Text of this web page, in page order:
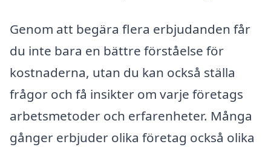
Genom att begära flera erbjudanden får
du inte bara en bättre förståelse för
kostnaderna, utan du kan också ställa
frågor och få insikter om varje företags
arbetsmetoder och erfarenheter. Många
gånger erbjuder olika företag också olika